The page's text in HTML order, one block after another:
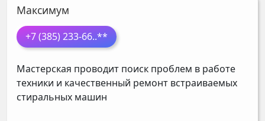
Максимум
+7 (385) 233-66..**
Мастерская проводит поиск проблем в работе
техники и качественный ремонт встраиваемых
стиральных машин